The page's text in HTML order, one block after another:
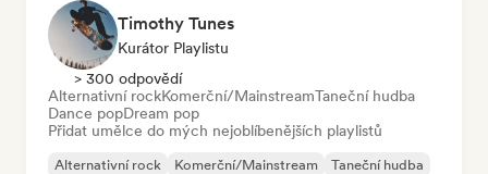
Timothy Tunes
Kurátor Playlistu
> 300 odpovědí
Alternativní rockKomerční/MainstreamTaneční hudba
Dance popDream pop
Přidat umělce do mých nejoblíbenějších playlistů
Alternativní rock Komerční/Mainstream
Taneční hudba